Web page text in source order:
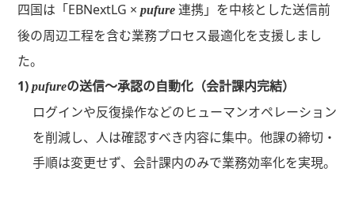
四国は「EBNextLG × pufure連携」を中核とした送信前
後の周辺工程を含む業務プロセス最適化を支援しまし
た。
1) pufureの送信〜承認の自動化（会計課内完結）
ログインや反復操作などのヒューマンオペレーション
を削減し、人は確認すべき内容に集中。他課の締切・
手順は変更せず、会計課内のみで業務効率化を実現。